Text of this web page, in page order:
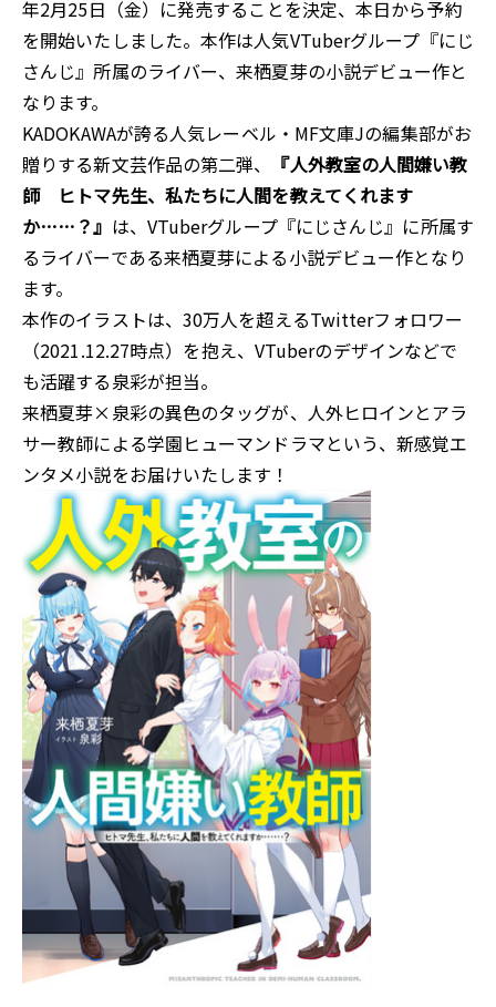
年2月25日（金）に発売することを決定、本日から予約
を開始いたしました。本作は人気VTuberグループ『にじ
さんじ』所属のライバー、来栖夏芽の小説デビュー作と
なります。
KADOKAWAが誇る人気レーベル・MF文庫Jの編集部がお
贈りする新文芸作品の第二弾、
『人外教室の人間嫌い教
師 ヒトマ先生、私たちに人間を教えてくれます
か……？』 は、VTuberグループ『にじさんじ』に所属す
るライバーである来栖夏芽による小説デビュー作となり
ます。
本作のイラストは、30万人を超えるTwitterフォロワー
（2021.12.27時点）を抱え、VTuberのデザインなどで
も活躍する泉彩が担当。
来栖夏芽×泉彩の異色のタッグが、人外ヒロインとアラ
サー教師による学園ヒューマンドラマという、新感覚エ
ンタメ小説をお届けいたします！